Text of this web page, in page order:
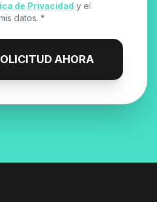
de Privacidad y el
datos. *
AHORA